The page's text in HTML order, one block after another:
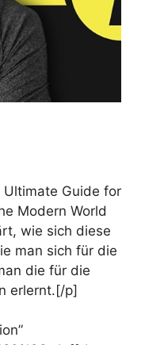
Ultimate Guide for
Modern World
wie sich diese
man sich für die
die für die
erlernt.[/p]